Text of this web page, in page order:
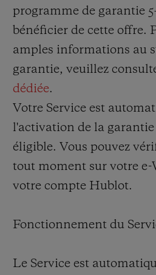
éligibles au Service à sa
d'annuler la prestation du
moment pour les
une telle modification
programme de garantie
bénéficier de cette offre.
amples informations au
garantie, veuillez
dédiée.
Votre Service est
l'activation de la
éligible. Vous pouvez
tout moment sur votre
votre compte Hublot.
Fonctionnement du
Le Service est